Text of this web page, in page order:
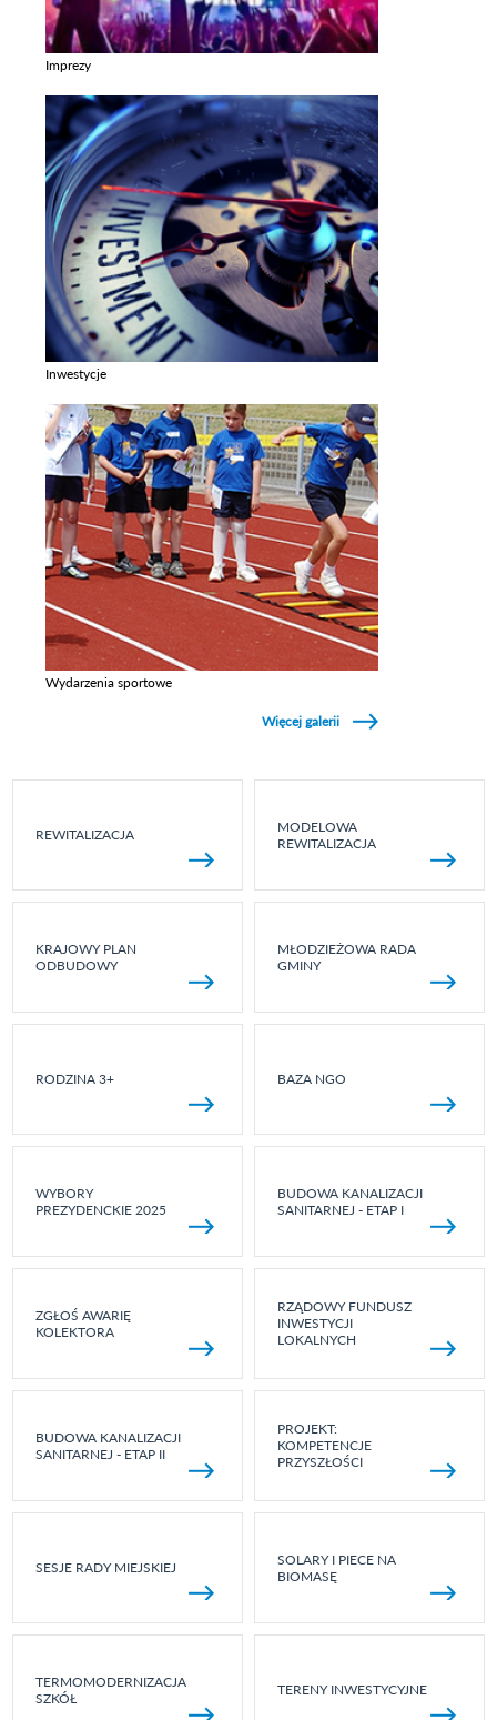
Imprezy
Inwestycje
Wydarzenia sportowe
Więcej galerii
REWITALIZACJA
MODELOWA
REWITALIZACJA
KRAJOWY PLAN
ODBUDOWY
MŁODZIEŻOWA RADA
GMINY
RODZINA 3+ BAZA NGO
WYBORY
PREZYDENCKIE 2025
BUDOWA KANALIZACJI
SANITARNEJ - ETAP I
ZGŁOŚ AWARIĘ
KOLEKTORA
RZĄDOWY FUNDUSZ
INWESTYCJI
LOKALNYCH
BUDOWA KANALIZACJI
SANITARNEJ - ETAP II
PROJEKT:
KOMPETENCJE
PRZYSZŁOŚCI
SESJE RADY MIEJSKIEJ
SOLARY I PIECE NA
BIOMASĘ
TERMOMODERNIZACJA
SZKÓŁ
TERENY INWESTYCYJNE